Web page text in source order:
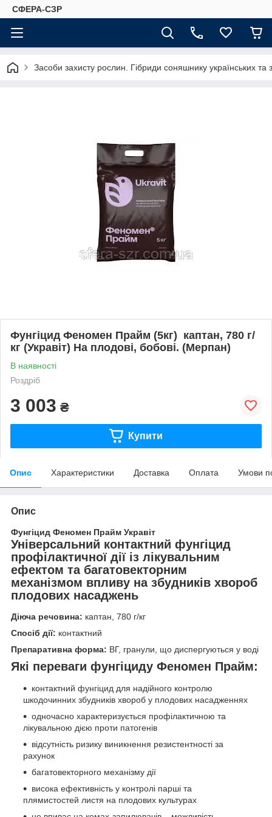
СФЕРА-СЗР
Засоби захисту рослин. Гібриди соняшнику українських та
Фунгіцид Феномен Прайм (5кг) каптан, 780 г/
кг (Укравіт) На плодові, бобові. (Мерпан)
В наявності
Роздріб
3 003 ₴
Купити
Опис Характеристики Доставка Оплата Умови
Опис
Фунгіцид Феномен Прайм Укравіт
Універсальний контактний фунгіцид
профілактичної дії із лікувальним
ефектом та багатовекторним
механізмом впливу на збудників хвороб
плодових насаджень
Діюча речовина: каптан, 780 г/кг
Спосіб дії: контактний
Препаративна форма: ВГ, гранули, що диспергуються у воді
Які переваги фунгіциду Феномен Прайм:
контактний фунгіцид для надійного контролю
шкодочинних збудників хвороб у плодових насадженнях
одночасно характеризується профілактичною та
лікувальною дією проти патогенів
відсутність ризику виникнення резистентності за
рахунок
багатовекторного механізму дії
висока ефективність у контролі парші та
плямистостей листя на плодових культурах